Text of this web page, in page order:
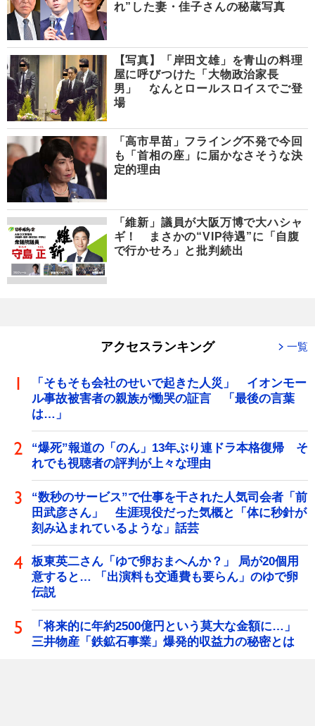
れ”した妻・佳子さんの秘蔵写真
【写真】「岸田文雄」を青山の料理
屋に呼びつけた「大物政治家長
男」 なんとロールスロイスでご登
場
「高市早苗」フライング不発で今回
も「首相の座」に届かなさそうな決
定的理由
「維新」議員が大阪万博で大ハシャ
ギ！ まさかの“VIP待遇”に「自腹
で行かせろ」と批判続出
アクセスランキング 一覧
「そもそも会社のせいで起きた人災」 イオンモー
ル事故被害者の親族が慟哭の証言 「最後の言葉
は…」
“爆死”報道の「のん」13年ぶり連ドラ本格復帰 そ
れでも視聴者の評判が上々な理由
“数秒のサービス”で仕事を干された人気司会者「前
田武彦さん」 生涯現役だった気概と「体に秒針が
刻み込まれているような」話芸
板東英二さん「ゆで卵おまへんか？」 局が20個用
意すると… 「出演料も交通費も要らん」のゆで卵
伝説
「将来的に年約2500億円という莫大な金額に…」
三井物産「鉄鉱石事業」爆発的収益力の秘密とは